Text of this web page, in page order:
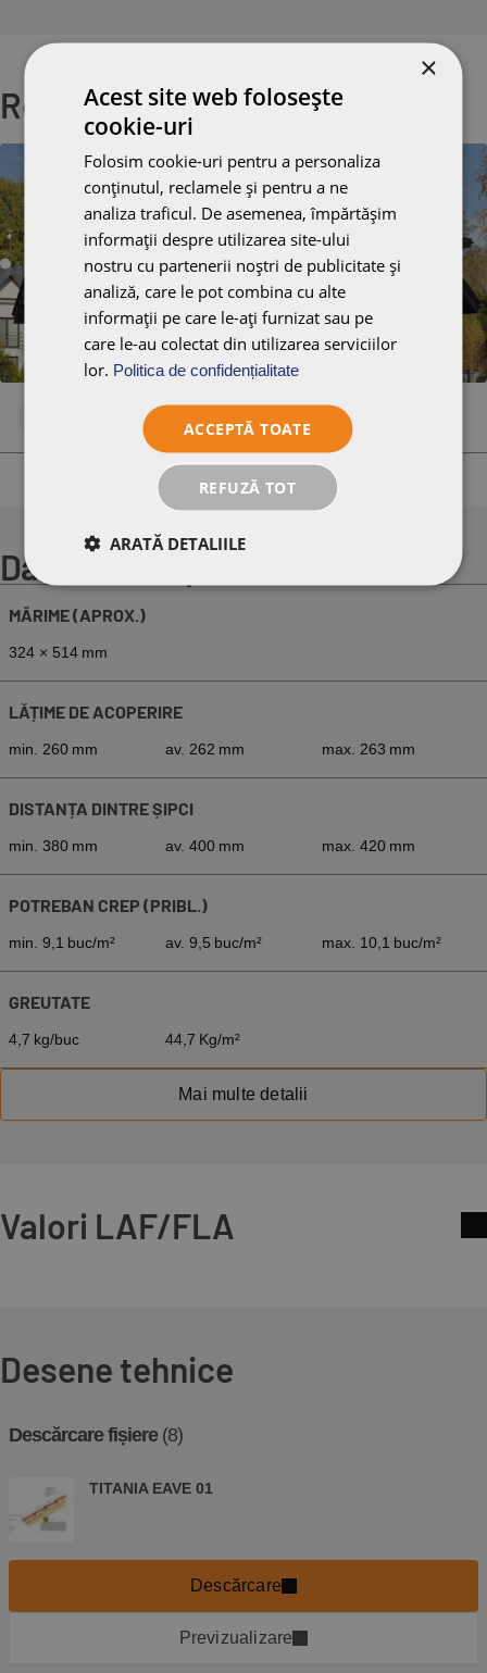
Referințe
Glazură
Date tehnice pentru TITANIA®
MĂRIME (APROX.)
324 × 514 mm
LĂȚIME DE ACOPERIRE
min. 260 mm av. 262 mm max. 263 mm
DISTANȚA DINTRE ȘIPCI
min. 380 mm av. 400 mm max. 420 mm
POTREBAN CREP (PRIBL.)
min. 9,1 buc/m² av. 9,5 buc/m² max. 10,1 buc/m²
GREUTATE
4,7 kg/buc 44,7 Kg/m²
Mai multe detalii
Valori LAF/FLA
Desene tehnice
Descărcare fișiere (8)
TITANIA EAVE 01
Descărcare
Previzualizare
×
Acest site web folosește
cookie-uri
Folosim cookie-uri pentru a personaliza
conținutul, reclamele și pentru a ne
analiza traficul. De asemenea, împărtășim
informații despre utilizarea site-ului
nostru cu partenerii noștri de publicitate și
analiză, care le pot combina cu alte
informații pe care le-ați furnizat sau pe
care le-au colectat din utilizarea serviciilor
lor. Politica de confidențialitate
ACCEPTĂ TOATE
REFUZĂ TOT
ARATĂ DETALIILE